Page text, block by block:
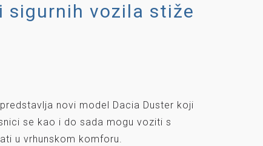
sigurnih vozila stiže
novi model Dacia Duster koji
se kao i do sada mogu voziti s
u vrhunskom komforu.